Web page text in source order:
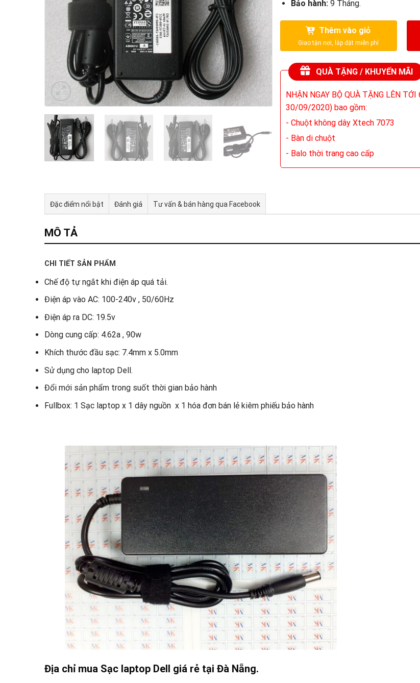
Bảo hành:9 Tháng.
Thêm vào giỏ
QUÀ TẶNG / KHUYẾN MÃI
NHẬN NGAY BỘ QUÀ TẶNG LÊN
30/09/2020) bao gồm:
- Chuột không dây Xtech 7073
- Bàn di chuột
- Balo thời trang cao cấp
Đặc điểm nổi bật Đánh giá Tư vấn & bán hàng qua Facebook
MÔ TẢ
CHI TIẾT SẢN PHẨM
Chế độ tự ngắt khi điện áp quá tải.
Điện áp vào AC: 100-240v , 50/60Hz
Điện áp ra DC: 19.5v
Dòng cung cấp: 4.62a , 90w
Khích thước đầu sạc: 7.4mm x 5.0mm
Sử dụng cho laptop Dell.
Đổi mới sản phẩm trong suốt thời gian bảo hành
Fullbox: 1 Sạc laptop x 1 dây nguồn x 1 hóa đơn bán lẻ kiêm phiếu bảo hành
Địa chỉ mua Sạc laptop Dell giá rẻ tại Đà Nẵng.